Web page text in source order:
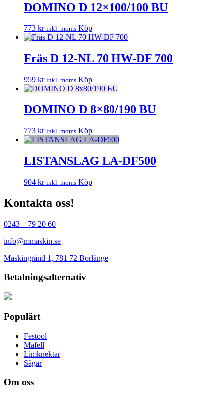
DOMINO D 12×100/100 BU
773 kr inkl. moms Köp
Fräs D 12-NL 70 HW-DF 700
959 kr inkl. moms Köp
DOMINO D 8×80/190 BU
773 kr inkl. moms Köp
LISTANSLAG LA-DF500
904 kr inkl. moms Köp
Kontakta oss!
0243 – 79 20 60
info@mmaskin.se
Maskingränd 1, 781 72 Borlänge
Betalningsalternativ
Populärt
Festool
Mafell
Limknektar
Sågar
Om oss